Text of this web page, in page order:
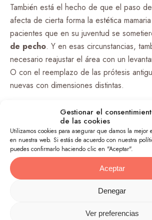
Gestionar el
de las cookies
Utilizamos cookies para asegurar que damos la mejor
en nuestra web. Si estás de acuerdo con nuestra
puedes confirmarlo haciendo clic en "Aceptar".
Aceptar
Denegar
Ver preferencias
También está el hecho de que el paso
afecta de cierta forma la estética
pacientes que en su juventud se
de pecho. Y en esas circunstancias,
necesario reajustar el área con un
O con el reemplazo de las prótesis
nuevas con dimensiones distintas.
3. Ante la necesidad de
mastopexia
El levantamiento de pecho no es un
exclusivo para revertir el paso de los
pacientes con implantes pueden requerir
atravesar un embarazo